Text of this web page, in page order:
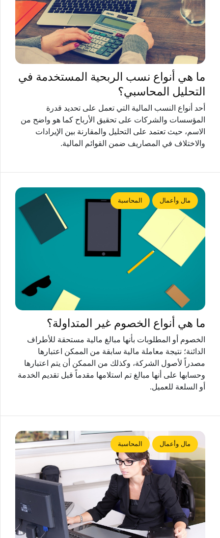
ما هي أنواع نسب الربحية المستخدمة في
التحليل المحاسبي؟
أحد أنواع النسب المالية التي تعمل على تحديد قدرة
المؤسسات والشركات على تحقيق الأرباح كما هو واضح من
الاسم، حيث تعتمد على التحليل والمقارنة بين الإيرادات
والاختلاف في المصاريف ضمن القوائم المالية.
مال وأعمال المحاسبة
ما هي أنواع الخصوم غير المتداولة؟
الخصوم أو المطلوبات بأنها مبالغ مالية مستحقة للأطراف
الدائنة؛ نتيجة معاملة مالية سابقة من الممكن اعتبارها
مصدراً لأصول الشركة، وكذلك من الممكن أن يتم اعتبارها
وحسابها على أنها مبالغ تم استلامها مقدماً قبل تقديم الخدمة
أو السلعة للعميل.
مال وأعمال المحاسبة